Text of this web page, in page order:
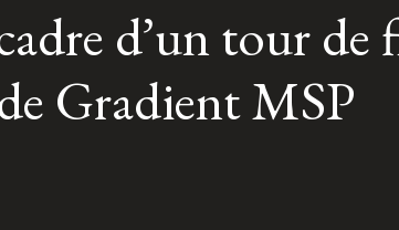
d’un tour de
Gradient MSP